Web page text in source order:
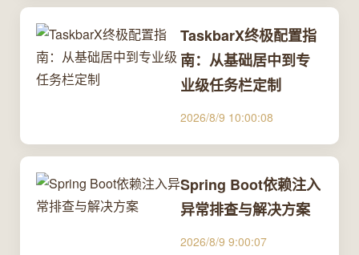
TaskbarX终极配置指
南：从基础居中到专
业级任务栏定制
2026/8/9 10:00:08
Spring Boot依赖注入
异常排查与解决方案
2026/8/9 9:00:07